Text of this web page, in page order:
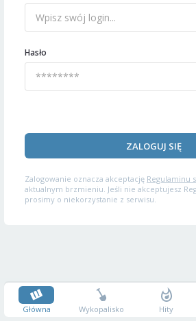
Hasło
ZALOGUJ SIĘ
Zalogowanie oznacza akceptację Regulaminu
aktualnym brzmieniu. Jeśli nie akceptujesz
prosimy o niekorzystanie z serwisu.
Główna Wykopalisko Hity